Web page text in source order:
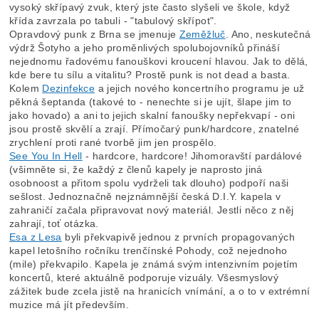
vysoký skřípavý zvuk, který jste často slyšeli ve škole, když
křída zavrzala po tabuli - "tabulový skřípot".
Opravdový punk z Brna se jmenuje Zeměžluč . Ano, neskutečná
výdrž Šotyho a jeho proměnlivých spolubojovníků přináší
nejednomu řadovému fanouškovi kroucení hlavou. Jak to dělá,
kde bere tu sílu a vitalitu? Prostě punk is not dead a basta.
Kolem Dezinfekce a jejich nového koncertního programu je už
pěkná šeptanda (takové to - nenechte si je ujít, šlape jim to
jako hovado) a ani to jejich skalní fanoušky nepřekvapí - oni
jsou prostě skvělí a zrají. Přímočarý punk/hardcore, znatelné
zrychlení proti rané tvorbě jim jen prospělo.
See You In Hell - hardcore, hardcore! Jihomoravští pardálové
(všimněte si, že každý z členů kapely je naprosto jiná
osobnoost a přitom spolu vydrželi tak dlouho) podpoří naši
sešlost. Jednoznačně nejznámnější česká D.I.Y. kapela v
zahraničí začala připravovat nový materiál. Jestli něco z něj
zahrají, toť otázka.
Esa z Lesa byli překvapivě jednou z prvních propagovaných
kapel letošního ročníku trenčínské Pohody, což nejednoho
(mile) překvapilo. Kapela je známá svým intenzivním pojetím
koncertů, které aktuálně podporuje vizuály. Všesmyslový
zážitek bude zcela jistě na hranicích vnímání, a o to v extrémní
muzice má jít především.